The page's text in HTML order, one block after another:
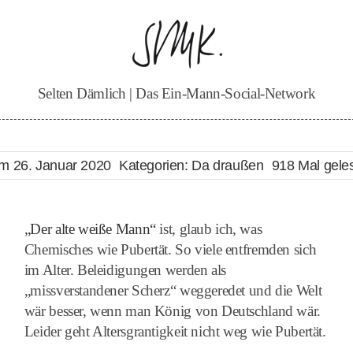
Selten Dämlich | Das Ein-Mann-Social-Network
26. Januar 2020 Kategorien: Da draußen 918 Mal
„Der alte weiße Mann“ist, glaub ich, was
Chemisches wie Pubertät. So viele entfremden sich
im Alter. Beleidigungen werden als
„missverstandener Scherz“ weggeredet und die Welt
wär besser, wenn man König von Deutschland wär.
Leider geht Altersgrantigkeit nicht weg wie Pubertät.